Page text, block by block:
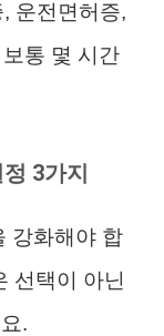
운전면허증,
통 몇 시간
3가지
강화해야 합
선택이 아닌
.